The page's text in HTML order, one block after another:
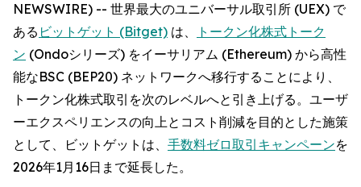
NEWSWIRE) -- 世界最大のユニバーサル取引所 (UEX) で
ある ビットゲット (Bitget) は、
トークン化株式トーク
ン (Ondoシリーズ) をイーサリアム (Ethereum) から高性
能なBSC (BEP20) ネットワークへ移行することにより、
トークン化株式取引を次のレベルへと引き上げる。ユーザ
ーエクスペリエンスの向上とコスト削減を目的とした施策
として、ビットゲットは、 手数料ゼロ取引キャンペーンを
2026年1月16日まで延長した。